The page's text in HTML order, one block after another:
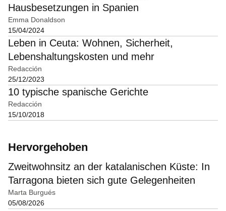
Hausbesetzungen in Spanien
Emma Donaldson
15/04/2024
Leben in Ceuta: Wohnen, Sicherheit,
Lebenshaltungskosten und mehr
Redacción
25/12/2023
10 typische spanische Gerichte
Redacción
15/10/2018
Hervorgehoben
Zweitwohnsitz an der katalanischen Küste: In
Tarragona bieten sich gute Gelegenheiten
Marta Burgués
05/08/2026